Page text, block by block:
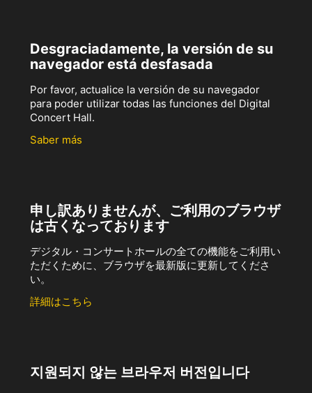
Desgraciadamente, la versión de su
navegador está desfasada
Por favor, actualice la versión de su navegador
para poder utilizar todas las funciones del Digital
Concert Hall.
Saber más
申し訳ありませんが、ご利用のブラウザ
は古くなっております
デジタル・コンサートホールの全ての機能をご利用い
ただくために、ブラウザを最新版に更新してくださ
い。
詳細はこちら
지원되지 않는 브라우저 버전입니다